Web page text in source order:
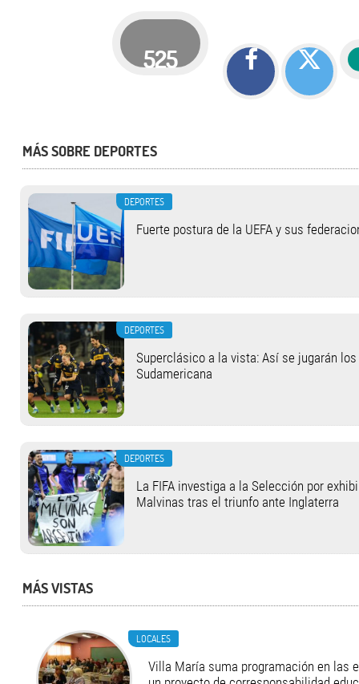
525
MÁS SOBRE DEPORTES
DEPORTES
Fuerte postura de la UEFA y sus
DEPORTES
Superclásico a la vista: Así se jugarán
Sudamericana
DEPORTES
La FIFA investiga a la Selección por
Malvinas tras el triunfo ante Inglaterra
MÁS VISTAS
LOCALES
Villa María suma programación en las